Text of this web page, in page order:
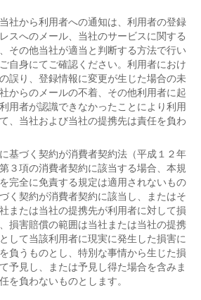
社から利用者への通知は、利用者の登録
スへのメール、当社のサービスに関する
その他当社が適当と判断する方法で行い
自身にてご確認ください。利用者におけ
誤り、登録情報に変更が生じた場合の未
からのメールの不着、その他利用者に起
用者が認識できなかったことにより利用
、当社および当社の提携先は責任を負わ
基づく契約が消費者契約法（平成１２年
３項の消費者契約に該当する場合、本規
完全に免責する規定は適用されないもの
く契約が消費者契約に該当し、またはそ
または当社の提携先が利用者に対して損
損害賠償の範囲は当社または当社の提携
して当該利用者に現実に発生した損害に
負うものとし、特別な事情から生じた損
予見し、または予見し得た場合を含みま
を負わないものとします。